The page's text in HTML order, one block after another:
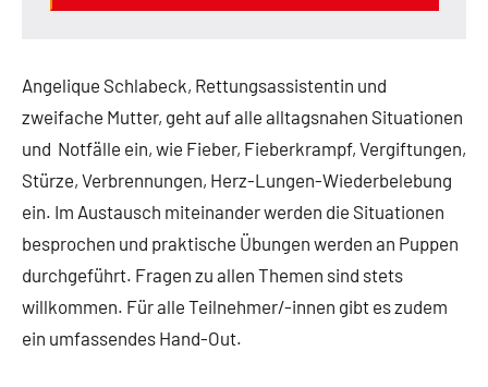
Angelique Schlabeck, Rettungsassistentin und
zweifache Mutter, geht auf alle alltagsnahen Situationen
und Notfälle ein, wie Fieber, Fieberkrampf, Vergiftungen,
Stürze, Verbrennungen, Herz-Lungen-Wiederbelebung
ein. Im Austausch miteinander werden die Situationen
besprochen und praktische Übungen werden an Puppen
durchgeführt. Fragen zu allen Themen sind stets
willkommen. Für alle Teilnehmer/-innen gibt es zudem
ein umfassendes Hand-Out.